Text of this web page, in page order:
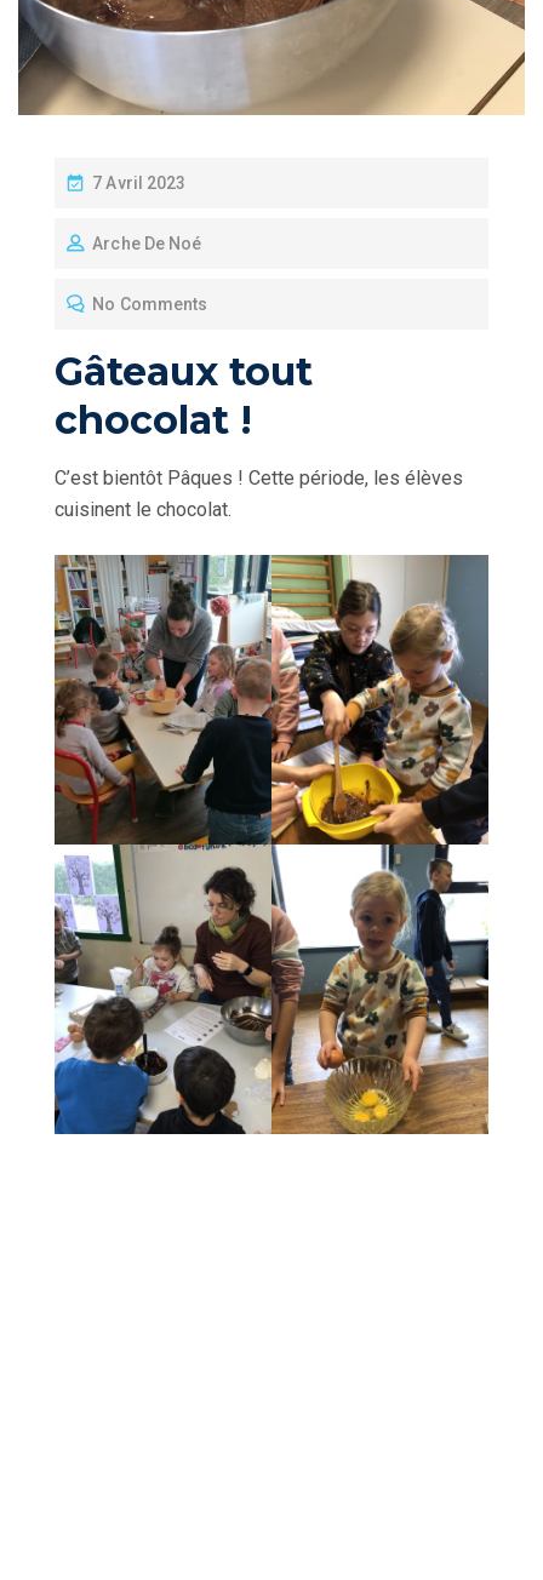
P
S
D
O
N
7 Avril 2023
Arche De Noé
No Comments
Gâteaux tout
chocolat !
C’est bientôt Pâques ! Cette période, les élèves
cuisinent le chocolat.